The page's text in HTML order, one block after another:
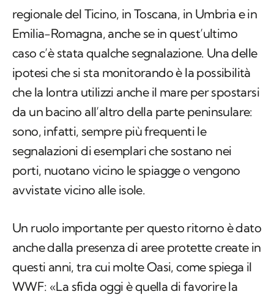
regionale del Ticino, in Toscana, in Umbria e in
Emilia-Romagna, anche se in quest’ultimo
caso c’è stata qualche segnalazione. Una delle
ipotesi che si sta monitorando è la possibilità
che la lontra utilizzi anche il mare per spostarsi
da un bacino all’altro della parte peninsulare:
sono, infatti, sempre più frequenti le
segnalazioni di esemplari che sostano nei
porti, nuotano vicino le spiagge o vengono
avvistate vicino alle isole.
Un ruolo importante per questo ritorno è dato
anche dalla presenza di aree protette create in
questi anni, tra cui molte Oasi, come spiega il
WWF: «La sfida oggi è quella di favorire la